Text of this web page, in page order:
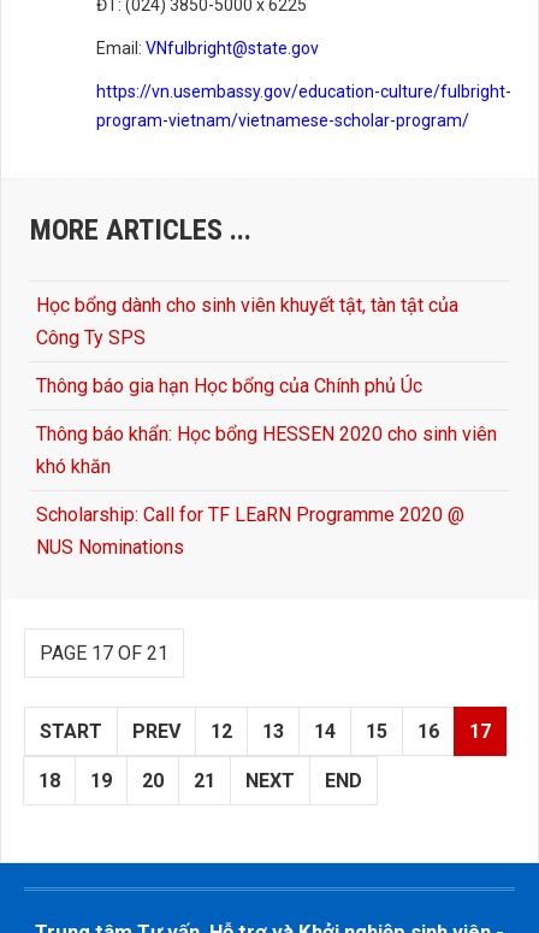
ĐT: (024) 3850-5000 x 6225
Email: VNfulbright@state.gov
https://vn.usembassy.gov/education-culture/fulbright-
program-vietnam/vietnamese-scholar-program/
MORE ARTICLES ...
Học bổng dành cho sinh viên khuyết tật, tàn tật của
Công Ty SPS
Thông báo gia hạn Học bổng của Chính phủ Úc
Thông báo khẩn: Học bổng HESSEN 2020 cho sinh viên
khó khăn
Scholarship: Call for TF LEaRN Programme 2020 @
NUS Nominations
PAGE 17 OF 21
START PREV 12 13 14 15 16 17
18 19 20 21 NEXT END